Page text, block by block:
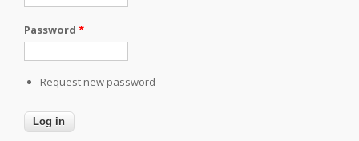
Password *
Request new password